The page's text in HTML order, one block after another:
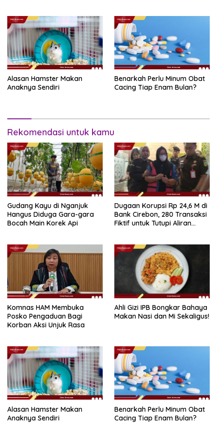
Alasan Hamster Makan
Anaknya Sendiri
Benarkah Perlu Minum Obat
Cacing Tiap Enam Bulan?
Rekomendasi untuk kamu
Gudang Kayu di Nganjuk
Hangus Diduga Gara-gara
Bocah Main Korek Api
Dugaan Korupsi Rp 24,6 M di
Bank Cirebon, 280 Transaksi
Fiktif untuk Tutupi Aliran
Komnas HAM Membuka
Posko Pengaduan Bagi
Korban Aksi Unjuk Rasa
Ahli Gizi IPB Bongkar Bahaya
Makan Nasi dan Mi Sekaligus!
Alasan Hamster Makan
Anaknya Sendiri
Benarkah Perlu Minum Obat
Cacing Tiap Enam Bulan?